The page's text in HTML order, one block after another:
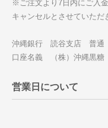
※ご注文より7日内にご入
キャンセルとさせていただ
沖縄銀行 読谷支店 普通
口座名義 （株）沖縄黒糖
営業日について